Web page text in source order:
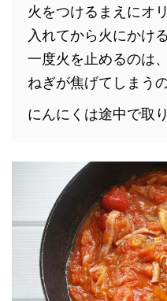
火をつけるまえにオ
入れてから火にかけ
一度火を止めるのは
ねぎが焦げてしまう
にんにくは途中で取